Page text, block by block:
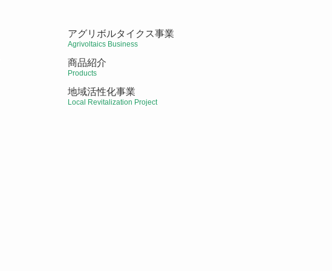
アグリボルタイクス事業
Agrivoltaics Business
商品紹介
Products
地域活性化事業
Local Revitalization Project